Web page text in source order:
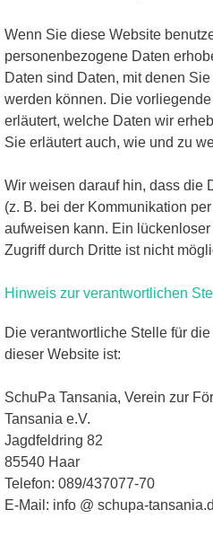
Wenn Sie diese Website
personenbezogene Daten
Daten sind Daten, mit denen
werden können. Die
erläutert, welche Daten wir
Sie erläutert auch, wie und zu
Wir weisen darauf hin, dass die
(z. B. bei der Kommunikation
aufweisen kann. Ein
Zugriff durch Dritte ist nicht
Hinweis zur verantwortlichen
Die verantwortliche Stelle für
dieser Website ist:
SchuPa Tansania, Verein zur
Tansania e.V.
Jagdfeldring 82
85540 Haar
Telefon: 089/437077-70
E-Mail: info @ schupa-